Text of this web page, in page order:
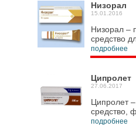
Низорал
15.01.2016
Низорал –
средство
подробнее
Ципролет
27.06.2017
Ципролет
средство,
подробнее